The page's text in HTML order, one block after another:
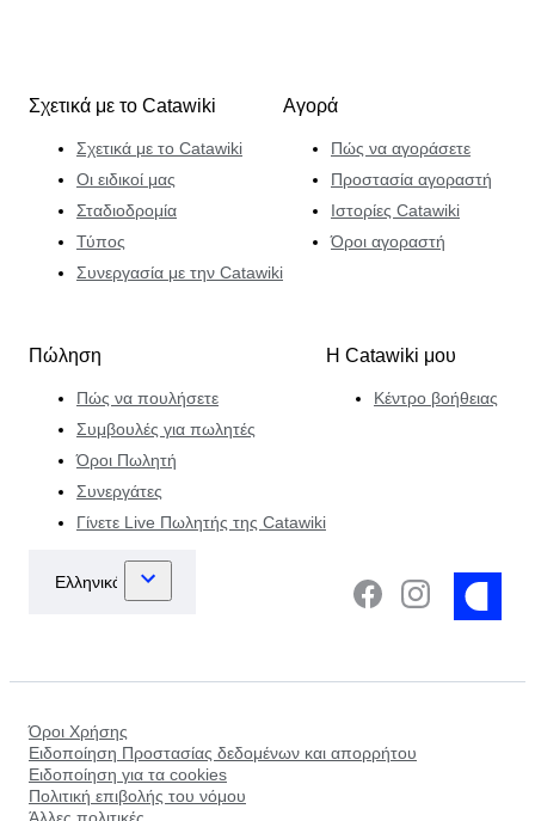
Σχετικά με το Catawiki
Σχετικά με το Catawiki
Οι ειδικοί μας
Σταδιοδρομία
Τύπος
Συνεργασία με την Catawiki
Αγορά
Πώς να αγοράσετε
Προστασία αγοραστή
Ιστορίες Catawiki
Όροι αγοραστή
Πώληση
Πώς να πουλήσετε
Συμβουλές για πωλητές
Όροι Πωλητή
Συνεργάτες
Γίνετε Live Πωλητής της Catawiki
Η Catawiki μου
Κέντρο βοήθειας
Όροι Χρήσης
Ειδοποίηση Προστασίας δεδομένων και απορρήτου
Ειδοποίηση για τα cookies
Πολιτική επιβολής του νόμου